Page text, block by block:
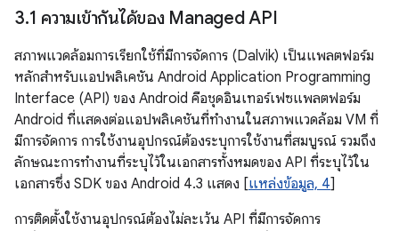
3.1 ความเข้ากันได้ของ Managed API
สภาพแวดล้อมการเรียกใช้ที่มีการจัดการ (Dalvik) เป็นแพลตฟอร์ม
หลักสําหรับแอปพลิเคชัน Android Application Programming
Interface (API) ของ Android คือชุดอินเทอร์เฟซแพลตฟอร์ม
Android ที่แสดงต่อแอปพลิเคชันที่ทำงานในสภาพแวดล้อม VM ที่
มีการจัดการ การใช้งานอุปกรณ์ต้องระบุการใช้งานที่สมบูรณ์ รวมถึง
ลักษณะการทำงานที่ระบุไว้ในเอกสารทั้งหมดของ API ที่ระบุไว้ใน
เอกสารซึ่ง SDK ของ Android 4.3 แสดง [แหล่งข้อมูล, 4]
การติดตั้งใช้งานอุปกรณ์ต้องไม่ละเว้น API ที่มีการจัดการ